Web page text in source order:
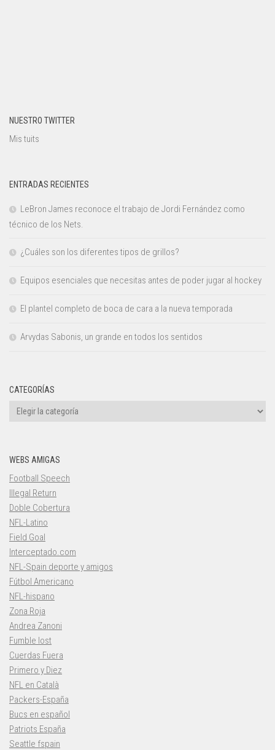
NUESTRO TWITTER
Mis tuits
ENTRADAS RECIENTES
LeBron James reconoce el trabajo de Jordi Fernández como
técnico de los Nets.
¿Cuáles son los diferentes tipos de grillos?
Equipos esenciales que necesitas antes de poder jugar al hockey
El plantel completo de boca de cara a la nueva temporada
Arvydas Sabonis, un grande en todos los sentidos
CATEGORÍAS
Categorías
WEBS AMIGAS
Football Speech
Illegal Return
Doble Cobertura
NFL-Latino
Field Goal
Interceptado.com
NFL-Spain deporte y amigos
Fútbol Americano
NFL-hispano
Zona Roja
Andrea Zanoni
Fumble lost
Cuerdas Fuera
Primero y Diez
NFL en Català
Packers-España
Bucs en español
Patriots España
Seattle fspain